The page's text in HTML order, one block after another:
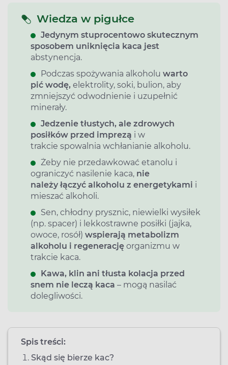
Wiedza w pigułce
Jedynym stuprocentowo skutecznym
sposobem uniknięcia kaca jest
abstynencja.
Podczas spożywania alkoholu warto
pić wodę, elektrolity, soki, bulion, aby
zmniejszyć odwodnienie i uzupełnić
minerały.
Jedzenie tłustych, ale zdrowych
posiłków przed imprezą i w
trakcie spowalnia wchłanianie alkoholu.
Żeby nie przedawkować etanolu i
ograniczyć nasilenie kaca, nie
należy łączyć alkoholu z energetykami i
mieszać alkoholi.
Sen, chłodny prysznic, niewielki wysiłek
(np. spacer) i lekkostrawne posiłki (jajka,
owoce, rosół) wspierają metabolizm
alkoholu i regenerację organizmu w
trakcie kaca.
Kawa, klin ani tłusta kolacja przed
snem nie leczą kaca – mogą nasilać
dolegliwości.
Spis treści:
Skąd się bierze kac?